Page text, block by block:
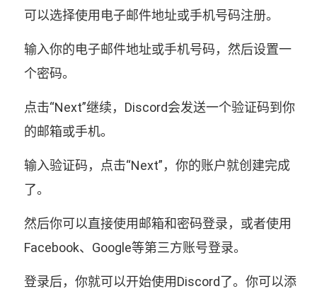
可以选择使用电子邮件地址或手机号码注册。
输入你的电子邮件地址或手机号码，然后设置一
个密码。
点击“Next”继续，Discord会发送一个验证码到你
的邮箱或手机。
输入验证码，点击“Next”，你的账户就创建完成
了。
然后你可以直接使用邮箱和密码登录，或者使用
Facebook、Google等第三方账号登录。
登录后，你就可以开始使用Discord了。你可以添